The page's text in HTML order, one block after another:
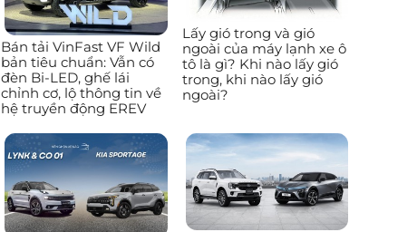
Bán tải VinFast VF Wild
bản tiêu chuẩn: Vẫn có
đèn Bi-LED, ghế lái
chỉnh cơ, lộ thông tin về
hệ truyền động EREV
Lấy gió trong và gió
ngoài của máy lạnh xe ô
tô là gì? Khi nào lấy gió
trong, khi nào lấy gió
ngoài?